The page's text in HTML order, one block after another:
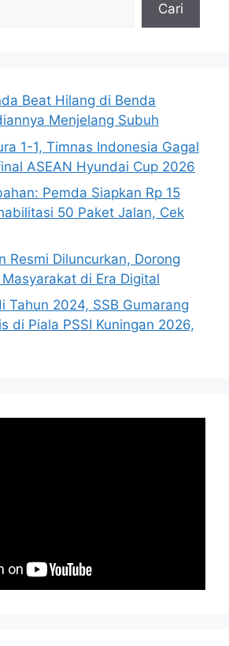
Cari
Beat Hilang di Benda
Menjelang Subuh
1-1, Timnas Indonesia Gagal
ASEAN Hyundai Cup 2026
Pemda Siapkan Rp 15
50 Paket Jalan, Cek
Resmi Diluncurkan, Dorong
di Era Digital
Tahun 2024, SSB Gumarang
di Piala PSSI Kuningan 2026,